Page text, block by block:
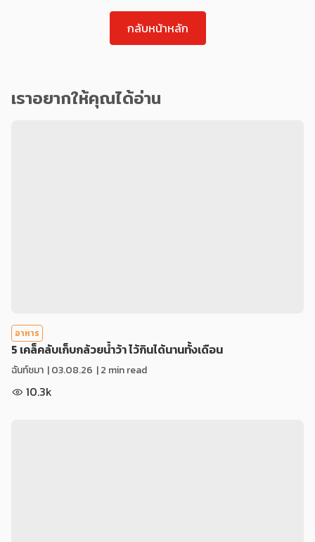
กลับหน้าหลัก
เราอยากให้คุณได้อ่าน
อาหาร
5 เคล็คลับเก็บกล้วยน้ำว้า ไว้กินได้นานทั้งเดือน
ฉันท์ชมา |03.08.26 | 2 min read
10.3k